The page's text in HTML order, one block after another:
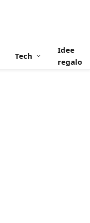
Tech
Idee
regalo